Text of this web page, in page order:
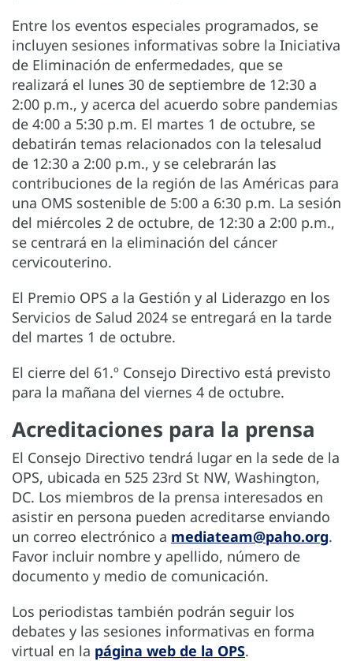
Entre los eventos especiales programados, se
incluyen sesiones informativas sobre la Iniciativa
de Eliminación de enfermedades, que se
realizará el lunes 30 de septiembre de 12:30 a
2:00 p.m., y acerca del acuerdo sobre pandemias
de 4:00 a 5:30 p.m. El martes 1 de octubre, se
debatirán temas relacionados con la telesalud
de 12:30 a 2:00 p.m., y se celebrarán las
contribuciones de la región de las Américas para
una OMS sostenible de 5:00 a 6:30 p.m. La sesión
del miércoles 2 de octubre, de 12:30 a 2:00 p.m.,
se centrará en la eliminación del cáncer
cervicouterino.
El Premio OPS a la Gestión y al Liderazgo en los
Servicios de Salud 2024 se entregará en la tarde
del martes 1 de octubre.
El cierre del 61.º Consejo Directivo está previsto
para la mañana del viernes 4 de octubre.
Acreditaciones para la prensa
El Consejo Directivo tendrá lugar en la sede de la
OPS, ubicada en 525 23rd St NW, Washington,
DC. Los miembros de la prensa interesados en
asistir en persona pueden acreditarse enviando
un correo electrónico a mediateam@paho.org.
Favor incluir nombre y apellido, número de
documento y medio de comunicación.
Los periodistas también podrán seguir los
debates y las sesiones informativas en forma
virtual en la página web de la OPS.